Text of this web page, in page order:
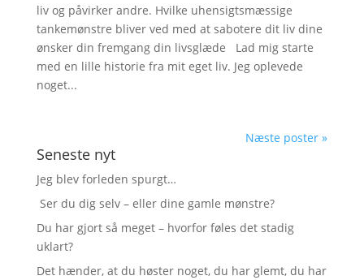
liv og påvirker andre. Hvilke uhensigtsmæssige
tankemønstre bliver ved med at sabotere dit liv dine
ønsker din fremgang din livsglæde Lad mig starte
med en lille historie fra mit eget liv. Jeg oplevede
noget...
Næste poster »
Seneste nyt
Jeg blev forleden spurgt…
Ser du dig selv – eller dine gamle mønstre?
Du har gjort så meget – hvorfor føles det stadig
uklart?
Det hænder, at du høster noget, du har glemt, du har